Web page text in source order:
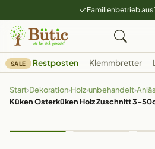
Familienbetrieb aus
SALE Restposten Klemmbretter
Start›Dekoration›Holz›unbehandelt›
Küken Osterküken Holz Zuschnitt 3-